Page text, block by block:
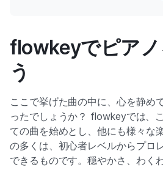
flowkeyでピアノ
う
ここで挙げた曲の中に、心を静め
ったでしょうか？ flowkeyでは、
ての曲を始めとし、他にも様々な
の多くは、初心者レベルからプロ
できるものです。穏やかさ、わく